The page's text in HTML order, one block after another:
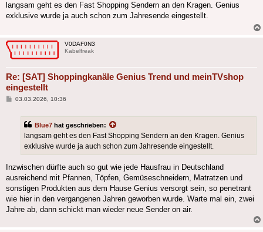
langsam geht es den Fast Shopping Sendern an den Kragen. Genius
exklusive wurde ja auch schon zum Jahresende eingestellt.
V0DAF0N3
Kabelfreak
Re: [SAT] Shoppingkanäle Genius Trend und meinTVshop
eingestellt
Beitrag
03.03.2026, 10:36
Blue7 hat geschrieben:
langsam geht es den Fast Shopping Sendern an den Kragen. Genius
exklusive wurde ja auch schon zum Jahresende eingestellt.
Inzwischen dürfte auch so gut wie jede Hausfrau in Deutschland
ausreichend mit Pfannen, Töpfen, Gemüseschneidern, Matratzen und
sonstigen Produkten aus dem Hause Genius versorgt sein, so penetrant
wie hier in den vergangenen Jahren geworben wurde. Warte mal ein, zwei
Jahre ab, dann schickt man wieder neue Sender on air.